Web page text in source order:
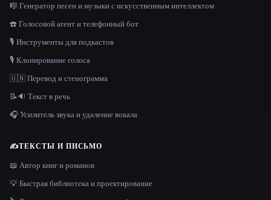
🎼 Генератор песен и музыки с искусственным интеллектом
☎️ Голосовой агент и телефонный бот
🎙️ Инструменты для подкастов
🎙️ Клонирование голоса
🇺🇳 Перевод и стенограмма
📝🔉 Текст в речь
🎧 Усилитель звука и удаление вокала
✍️ТЕКСТЫ И ПИСЬМО
📖 Автор книг и романов
💡 Быстрая библиотека и проектирование